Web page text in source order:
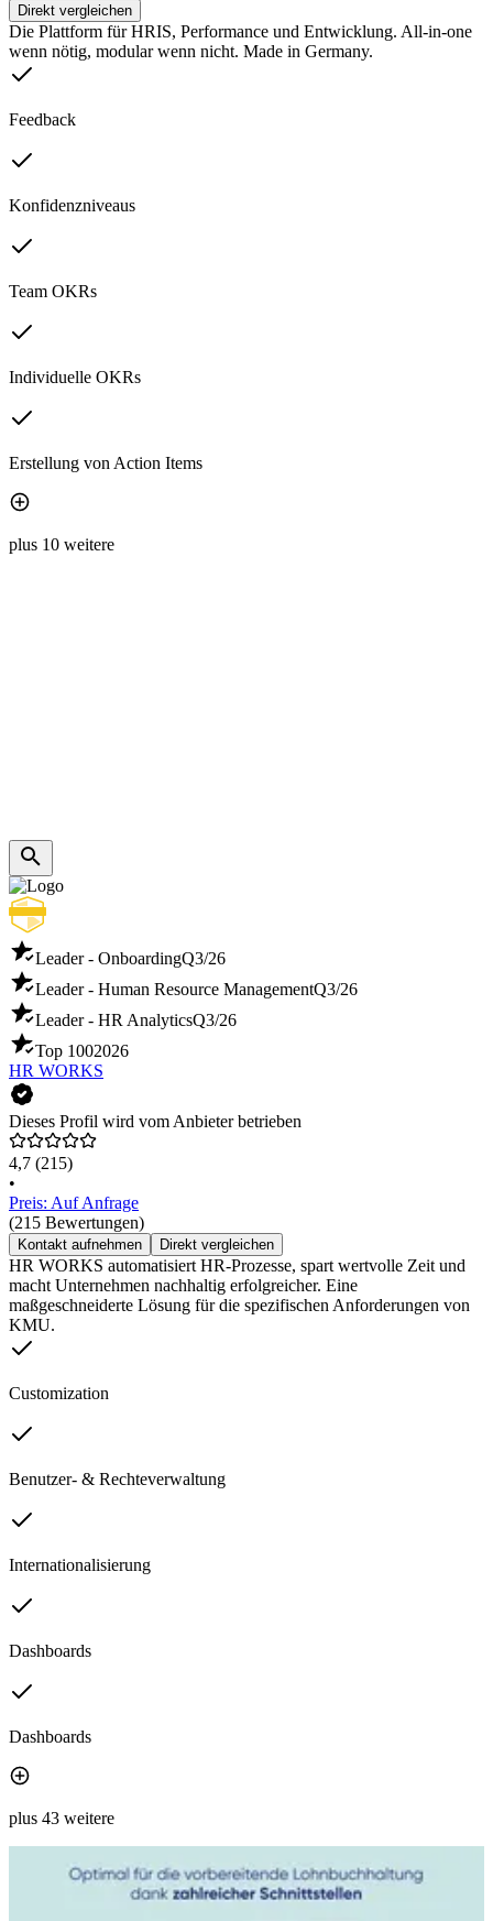
Direkt vergleichen
Die Plattform für HRIS, Performance und Entwicklung. All-in-one
wenn nötig, modular wenn nicht. Made in Germany.
Feedback
Konfidenzniveaus
Team OKRs
Individuelle OKRs
Erstellung von Action Items
plus 10 weitere
Leader - OnboardingQ3/26
Leader - Human Resource ManagementQ3/26
Leader - HR AnalyticsQ3/26
Top 1002026
HR WORKS
Dieses Profil wird vom Anbieter betrieben
4,7 (215)
•
Preis: Auf Anfrage
(215 Bewertungen)
Kontakt aufnehmen Direkt vergleichen
HR WORKS automatisiert HR-Prozesse, spart wertvolle Zeit und
macht Unternehmen nachhaltig erfolgreicher. Eine
maßgeschneiderte Lösung für die spezifischen Anforderungen von
KMU.
Customization
Benutzer- & Rechteverwaltung
Internationalisierung
Dashboards
Dashboards
plus 43 weitere